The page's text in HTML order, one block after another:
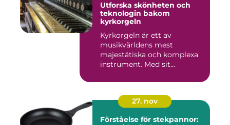
Utforska skönheten och
teknologin bakom
kyrkorgeln
Kyrkorgeln är ett av
musikvärldens mest
majestätiska och komplexa
instrument. Med sit...
27. nov
Förståelse för stekpannor: